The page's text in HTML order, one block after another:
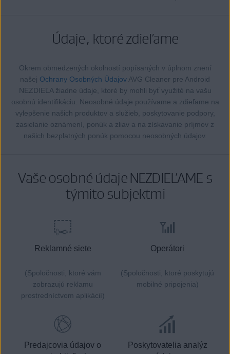
Údaje, ktoré zdieľame
Okrem obmedzených okolností popísaných v úplnom znení
našej Ochrany Osobných ÚdajovAVG Cleaner pre Android
NEZDIEĽA žiadne údaje, ktoré by mohli byť využité na vašu
osobnú identifikáciu. Neosobné údaje používame a zdieľame na
vylepšenie našich produktov a služieb, poskytovanie podpory,
zasielanie oznámení, ponúk a zliav a na získavanie príjmov z
našich bezplatných ponúk pomocou neosobných údajov.
Vaše osobné údaje NEZDIEĽAME s
týmito subjektmi
Reklamné siete
(Spoločnosti, ktoré vám
zobrazujú reklamu
prostredníctvom aplikácií)
Operátori
(Spoločnosti, ktoré poskytujú
mobilné pripojenia)
Predajcovia údajov o
Poskytovatelia analýz